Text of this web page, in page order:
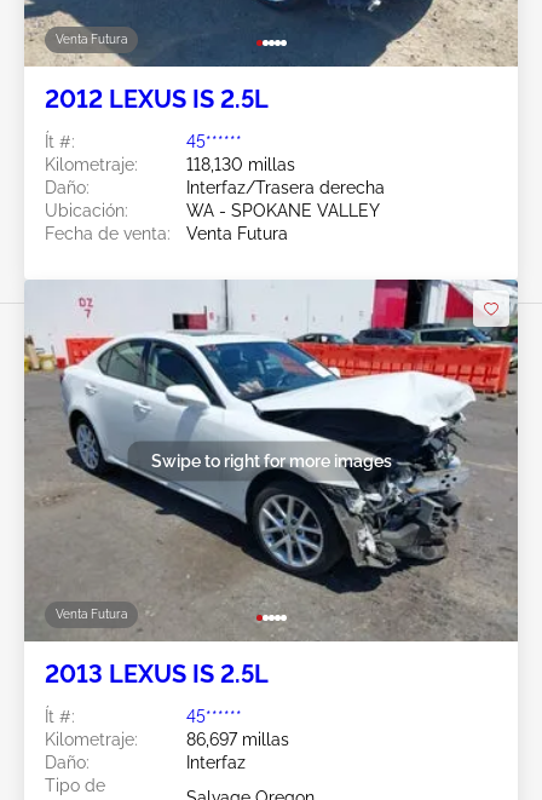
Venta Futura
2012 LEXUS IS 2.5L
Ít #:
45******
Kilometraje:
118,130 millas
Daño:
Interfaz/Trasera derecha
Ubicación:
WA - SPOKANE VALLEY
Fecha de venta:
Venta Futura
Venta Futura
Swipe to right for more images
2013 LEXUS IS 2.5L
Ít #:
45******
Kilometraje:
86,697 millas
Daño:
Interfaz
Tipo de